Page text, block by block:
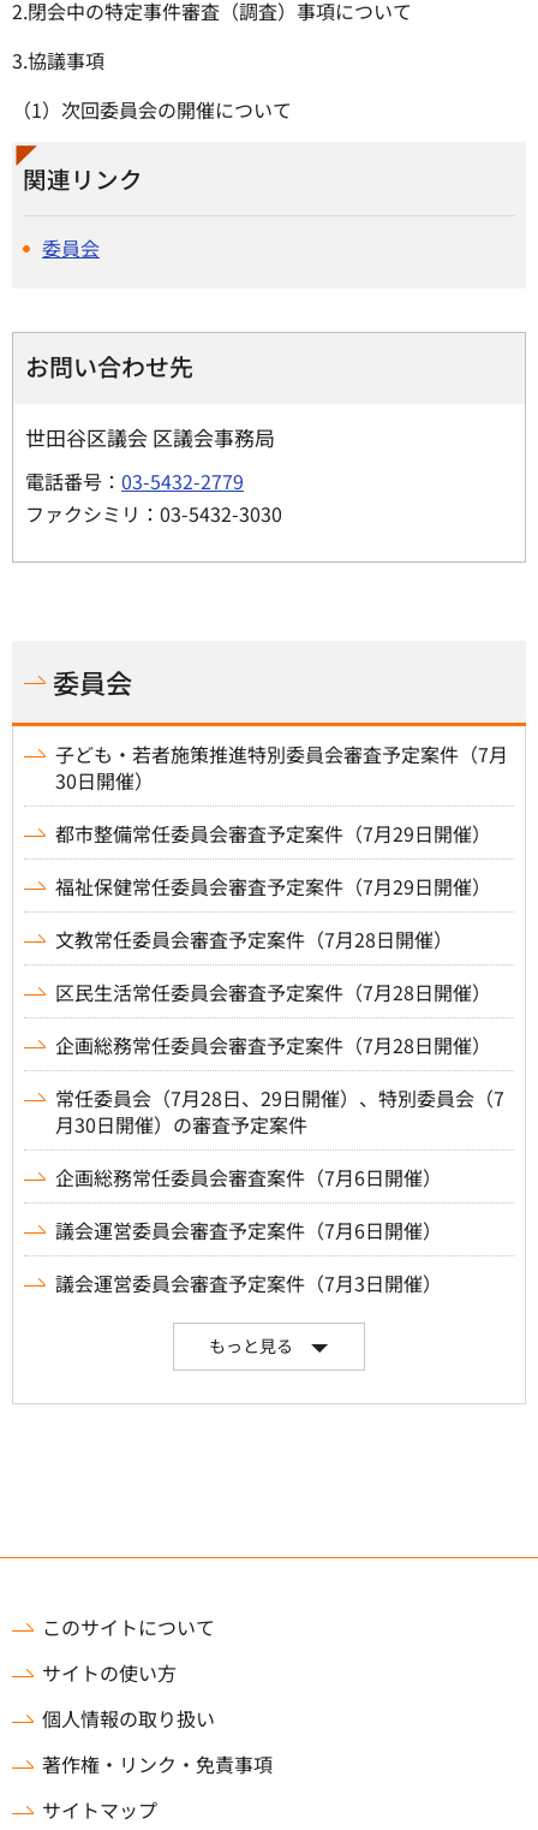
2.閉会中の特定事件審査（調査）事項について
3.協議事項
（1）次回委員会の開催について
関連リンク
委員会
お問い合わせ先
世田谷区議会 区議会事務局
電話番号： 03-5432-2779
ファクシミリ：03-5432-3030
委員会
子ども・若者施策推進特別委員会審査予定案件（7月
30日開催）
都市整備常任委員会審査予定案件（7月29日開催）
福祉保健常任委員会審査予定案件（7月29日開催）
文教常任委員会審査予定案件（7月28日開催）
区民生活常任委員会審査予定案件（7月28日開催）
企画総務常任委員会審査予定案件（7月28日開催）
常任委員会（7月28日、29日開催）、特別委員会（7
月30日開催）の審査予定案件
企画総務常任委員会審査案件（7月6日開催）
議会運営委員会審査予定案件（7月6日開催）
議会運営委員会審査予定案件（7月3日開催）
もっと見る
このサイトについて
サイトの使い方
個人情報の取り扱い
著作権・リンク・免責事項
サイトマップ